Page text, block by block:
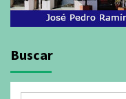
Buscar